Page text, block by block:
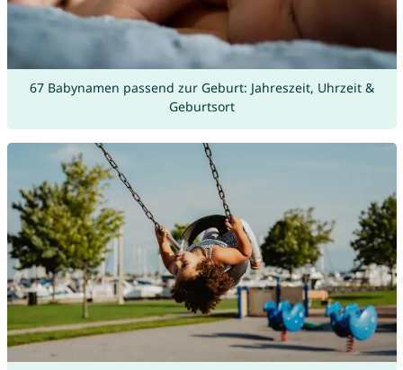
67 Babynamen passend zur Geburt: Jahreszeit, Uhrzeit &
Geburtsort